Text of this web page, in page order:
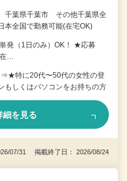
葉県千葉市 その他千葉県全
本全国で勤務可能(在宅OK)
発（1日のみ）OK！ ★応募
…
⇒★特に20代〜50代の女性の登
しくはパソコンをお持ちの方
細を見る
07/31 掲載終了日： 2026/08/24